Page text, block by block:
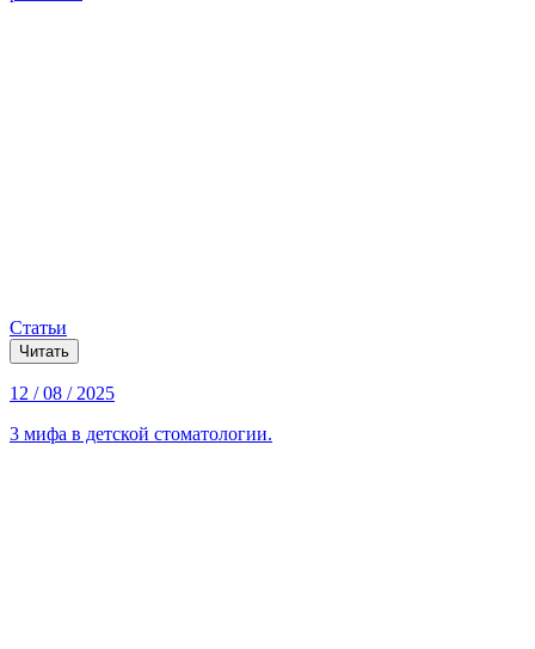
Статьи
Читать
12 / 08 / 2025
3 мифа в детской стоматологии.